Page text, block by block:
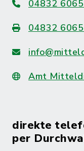
04832
04832
Amt
direkte
per